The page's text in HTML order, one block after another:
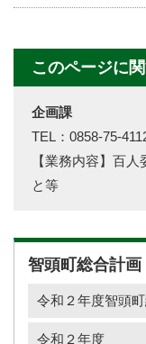
このページに
企画課
TEL：0858-75-
【業務内容】百
と等
智頭町総合計画
令和２年度智頭
令和２年度